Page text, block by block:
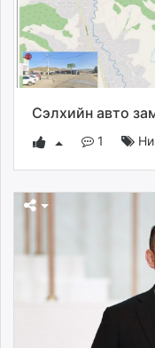
Сэлхийн авто
1